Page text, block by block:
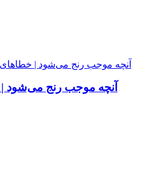
آنچه موجب رنج می‌شود